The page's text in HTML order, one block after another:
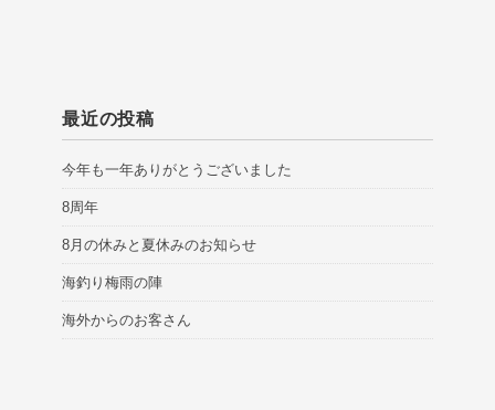
最近の投稿
今年も一年ありがとうございました
8周年
8月の休みと夏休みのお知らせ
海釣り梅雨の陣
海外からのお客さん